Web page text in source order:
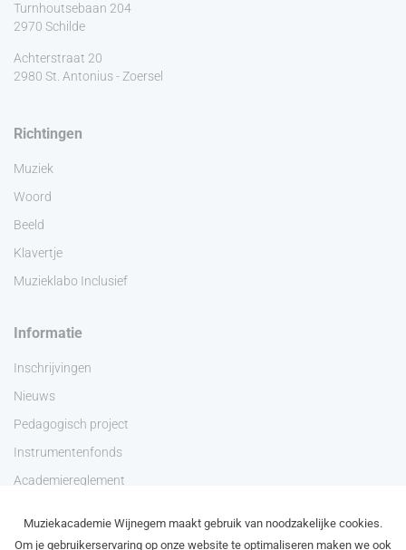
Turnhoutsebaan 204
2970 Schilde
Achterstraat 20
2980 St. Antonius - Zoersel
Richtingen
Muziek
Woord
Beeld
Klavertje
Muzieklabo Inclusief
Informatie
Inschrijvingen
Nieuws
Pedagogisch project
Instrumentenfonds
Academiereglement
Contact
Muziekacademie Wijnegem maakt gebruik van noodzakelijke cookies.
Om je gebruikerservaring op onze website te optimaliseren maken we ook